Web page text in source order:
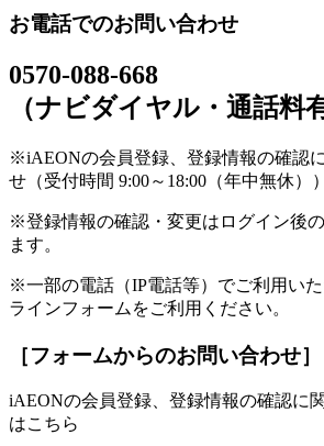
お電話でのお問い合わせ
0570-088-668
（ナビダイヤル・通話料
※iAEONの会員登録、登録情報の確認
せ（受付時間 9:00～18:00（年中無休））
※登録情報の確認・変更はログイン後
ます。
※一部の電話（IP電話等）でご利用い
ラインフォームをご利用ください。
［フォームからのお問い合わせ］
iAEONの会員登録、登録情報の確認に
はこちら